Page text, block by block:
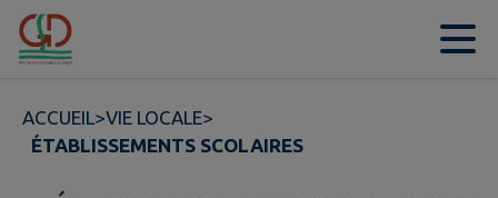
Contenu
ACCUEIL>VIE LOCALE>
ÉTABLISSEMENTS SCOLAIRES